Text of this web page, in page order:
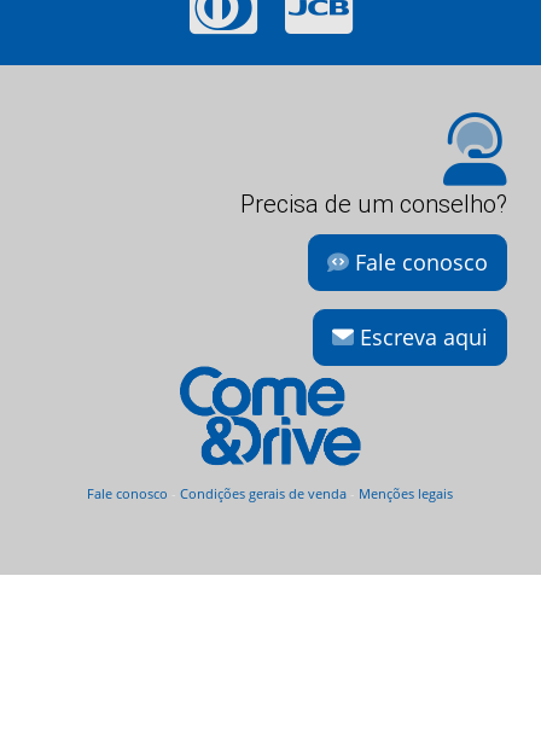
Precisa de um conselho?
Fale conosco
Escreva aqui
Fale conosco -Condições gerais de venda Menções legais